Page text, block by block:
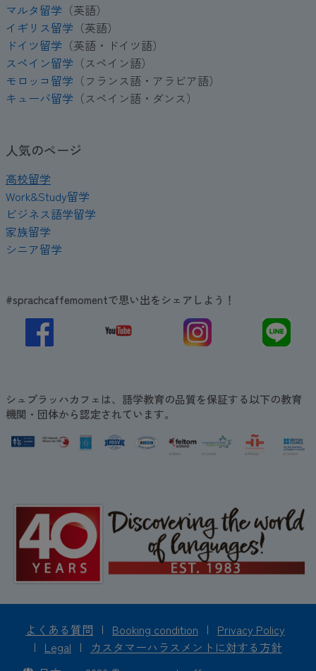
マルタ留学 （英語）
イギリス留学 （英語）
ドイツ留学 （英語・ドイツ語）
スペイン留学 （スペイン語）
モロッコ留学 （フランス語・アラビア語）
キューバ留学 （スペイン語・ダンス）
人気のページ
高校留学
Work&Study留学
ビジネス語学留学
家族留学
シニア留学
#sprachcaffemomentで思い出をシェアしよう！
シュプラッハカフェは、語学教育の品質を保証する以下の教育
機関・団体から認定されています。
よくある質問 | Booking condition | Privacy Policy
| Legal |
カスタマーハラスメントに対する方針